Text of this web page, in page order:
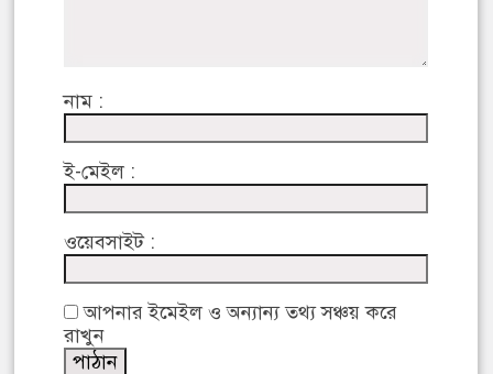
নাম :
ই-মেইল :
ওয়েবসাইট :
আপনার ইমেইল ও অন্যান্য তথ্য সঞ্চয় করে
রাখুন